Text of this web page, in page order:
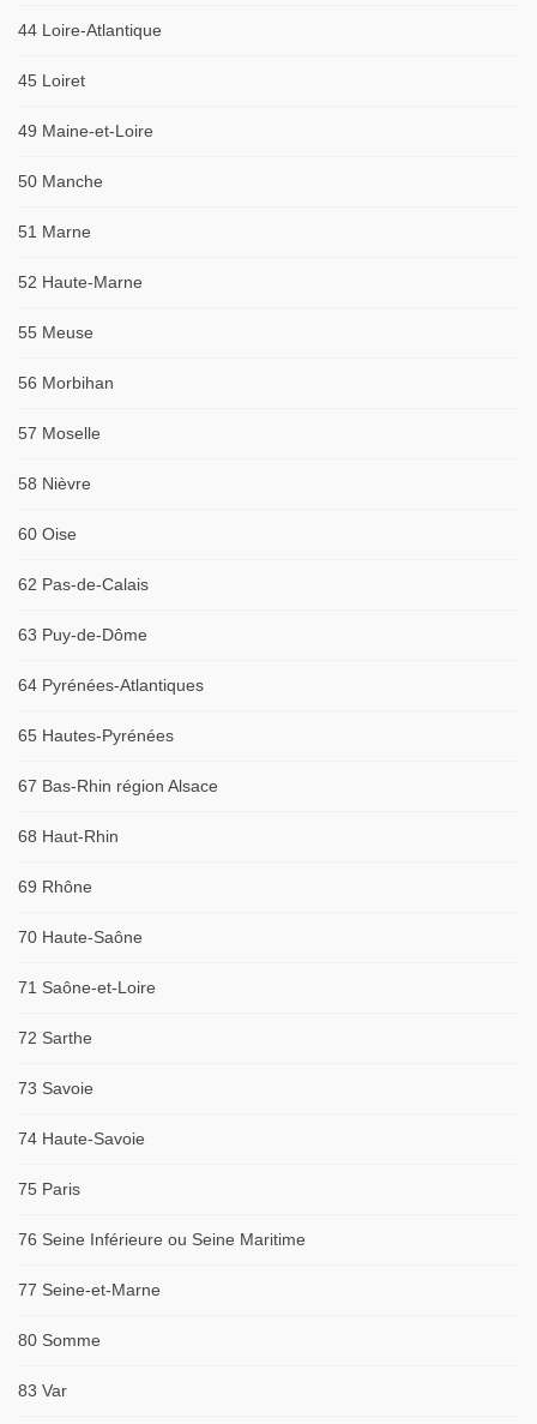
44 Loire-Atlantique
45 Loiret
49 Maine-et-Loire
50 Manche
51 Marne
52 Haute-Marne
55 Meuse
56 Morbihan
57 Moselle
58 Nièvre
60 Oise
62 Pas-de-Calais
63 Puy-de-Dôme
64 Pyrénées-Atlantiques
65 Hautes-Pyrénées
67 Bas-Rhin région Alsace
68 Haut-Rhin
69 Rhône
70 Haute-Saône
71 Saône-et-Loire
72 Sarthe
73 Savoie
74 Haute-Savoie
75 Paris
76 Seine Inférieure ou Seine Maritime
77 Seine-et-Marne
80 Somme
83 Var